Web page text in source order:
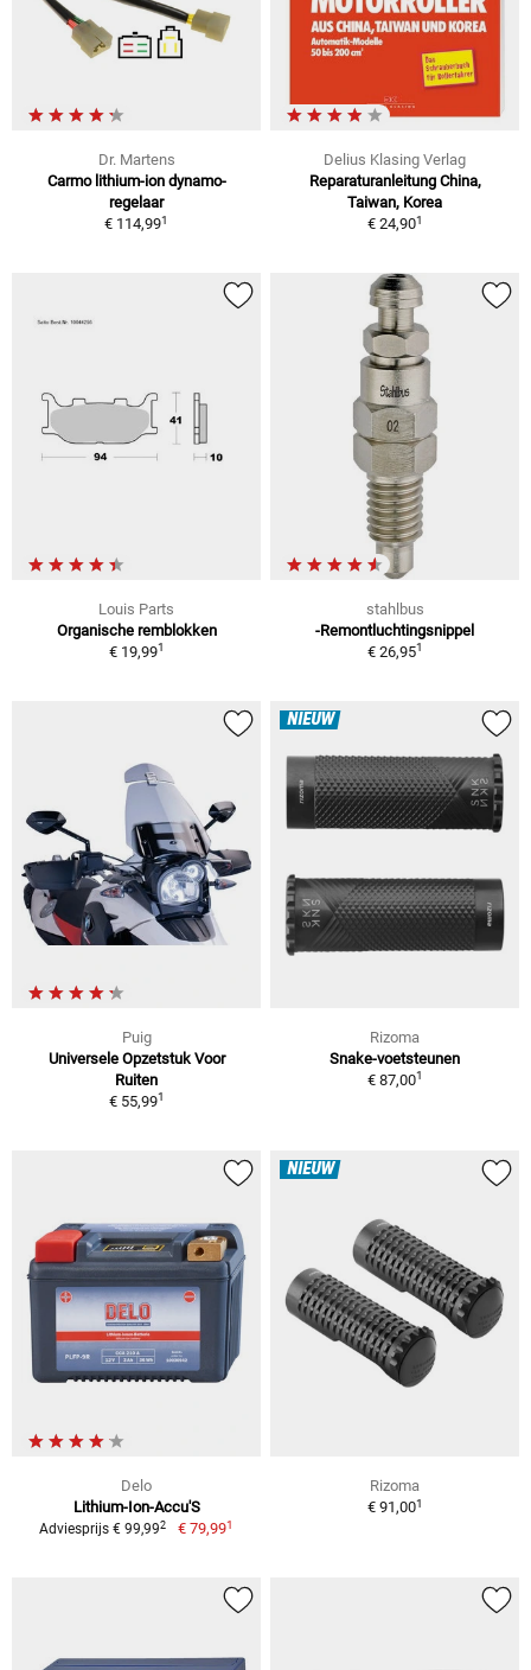
Dr. Martens
Carmo lithium-ion dynamo-
regelaar
€ 114,991
Delius Klasing Verlag
Reparaturanleitung China,
Taiwan, Korea
€ 24,901
Louis Parts
Organische remblokken
€ 19,991
stahlbus
-Remontluchtingsnippel
€ 26,951
Puig
Universele Opzetstuk Voor
Ruiten
€ 55,991
NIEUW
Rizoma
Snake-voetsteunen
€ 87,001
Delo
Lithium-Ion-Accu'S
Adviesprijs € 99,992 € 79,991
NIEUW
Rizoma
€ 91,001